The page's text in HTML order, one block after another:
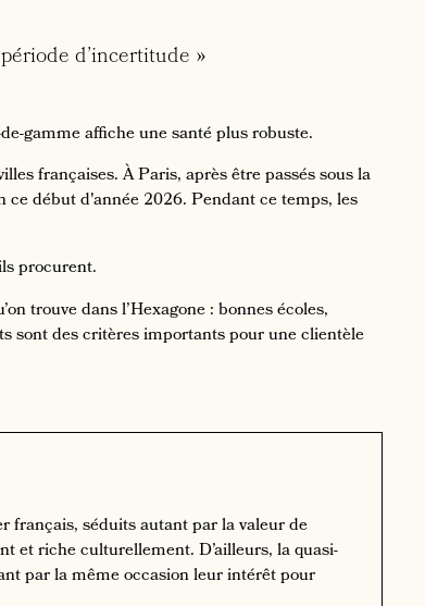
d’incertitude »
gamme affiche une santé plus robuste.
françaises. À Paris, après être passés sous la
début d'année 2026. Pendant ce temps, les
procurent.
trouve dans l’Hexagone : bonnes écoles,
sont des critères importants pour une clientèle
français, séduits autant par la valeur de
et riche culturellement. D’ailleurs, la quasi-
par la même occasion leur intérêt pour